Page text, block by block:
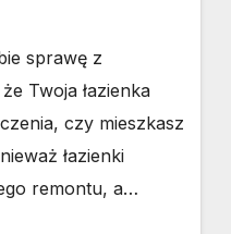
sprawę z
Twoja łazienka
czy mieszkasz
łazienki
remontu, a…